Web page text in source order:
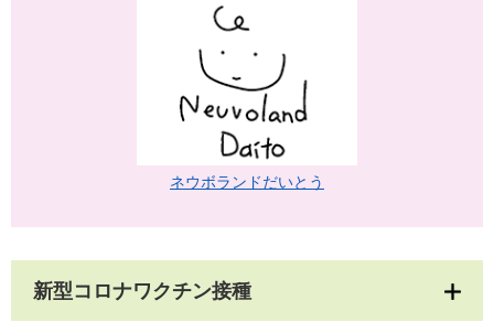
ネウボランドだいとう
新型コロナワクチン接種